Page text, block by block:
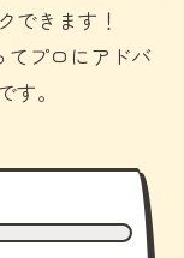
できます！
プロにアドバ
す。